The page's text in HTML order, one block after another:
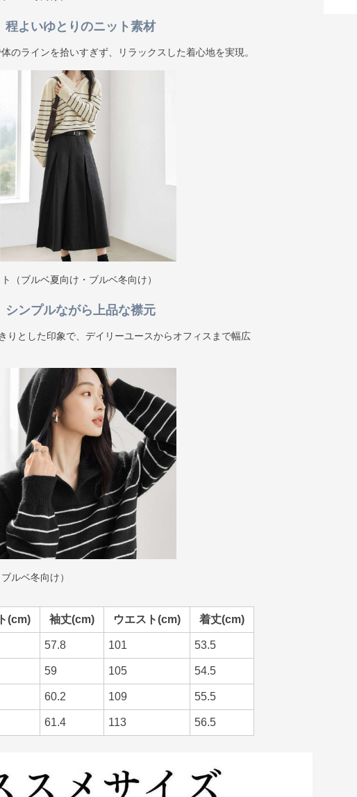
程よいゆとりのニット素材
のラインを拾いすぎず、リラックスした着心地を実現。
（ブルベ夏向け・ブルベ冬向け）
シンプルながら上品な襟元
りとした印象で、デイリーユースからオフィスまで幅広
ルベ冬向け）
(cm) 袖丈(cm) ウエスト(cm) 着丈(cm)
57.8 101 53.5
59 105 54.5
60.2 109 55.5
61.4 113 56.5